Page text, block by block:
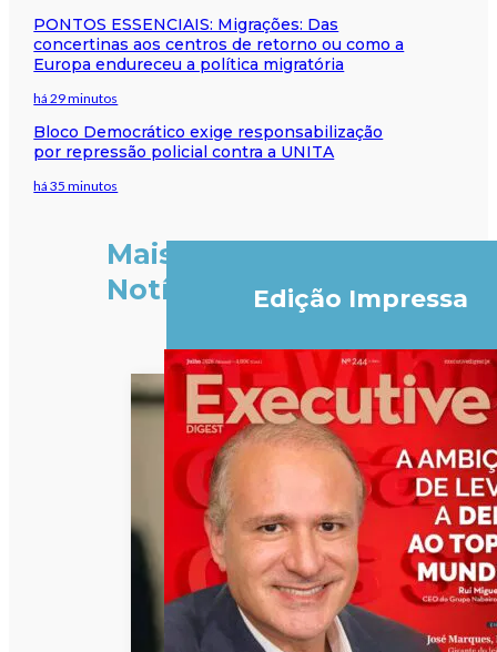
PONTOS ESSENCIAIS: Migrações: Das
concertinas aos centros de retorno ou como a
Europa endureceu a política migratória
há 29 minutos
Bloco Democrático exige responsabilização
por repressão policial contra a UNITA
há 35 minutos
Mais
Notícias
Edição Impressa